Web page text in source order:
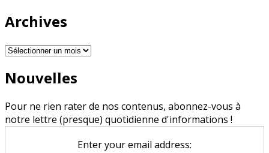
Archives
Archives
Nouvelles
Pour ne rien rater de nos contenus, abonnez-vous à
notre lettre (presque) quotidienne d'informations !
Enter your email address: